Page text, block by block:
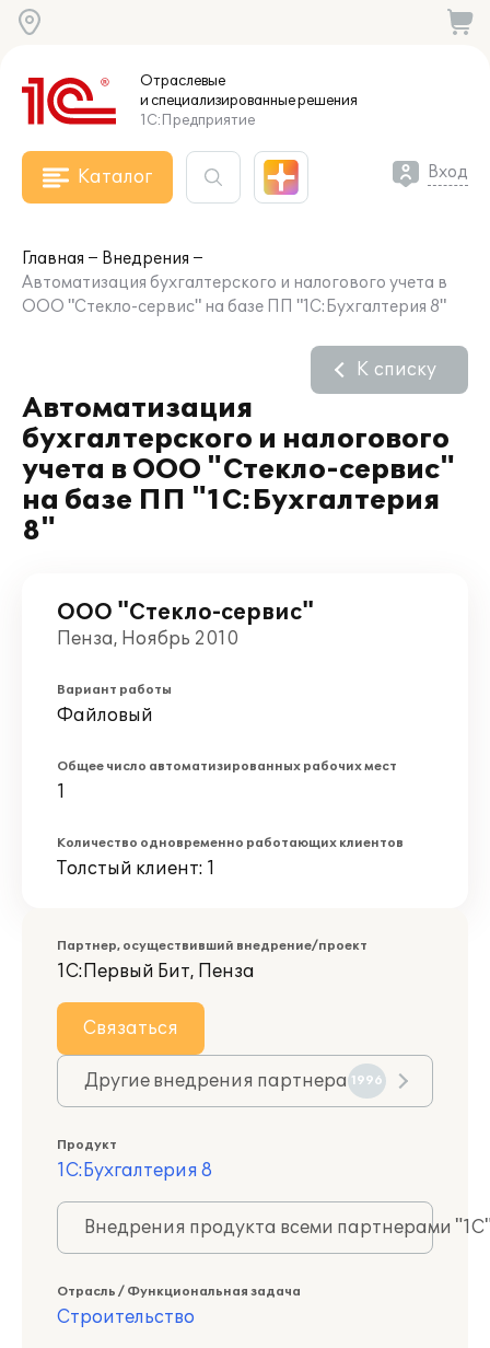
Отраслевые
и специализированныерешения
1С:Предприятие
Каталог Вход
Главная
Внедрения
Автоматизация бухгалтерского и налогового учета в
ООО "Стекло-сервис" на базе ПП "1С:Бухгалтерия 8"
Автоматизация
бухгалтерского и налогового
учета в ООО "Стекло-сервис"
на базе ПП "1С:Бухгалтерия
8"
К списку
ООО "Стекло-сервис"
Пенза, Ноябрь 2010
Вариант работы
Файловый
Общее число автоматизированных рабочих мест
1
Количество одновременно работающих клиентов
Толстый клиент: 1
Партнер, осуществивший внедрение/проект
1С:Первый Бит, Пенза
Связаться
Другие внедрения партнера 1996
Продукт
1С:Бухгалтерия 8
Внедрения продукта всеми партнерами
Отрасль / Функциональная задача
Строительство